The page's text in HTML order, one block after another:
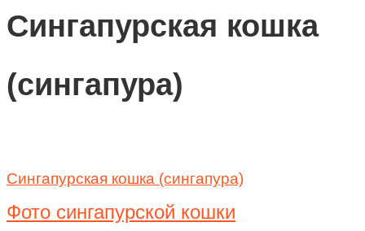
Сингапурская кошка
(сингапура)
Сингапурская кошка (сингапура)
Фото сингапурской кошки